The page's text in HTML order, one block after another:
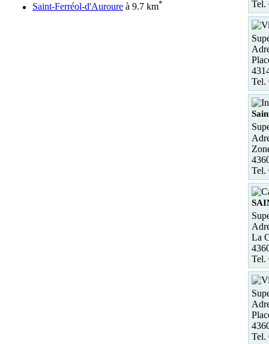
Saint-Ferréol-d'Auroure à 9.7 km*
Tel.
Tel.
Tel.
La
Tel.
Tel.